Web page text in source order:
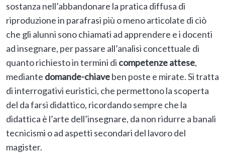
sostanza nell’abbandonare la pratica diffusa di
riproduzione in parafrasi più o meno articolate di ciò
che gli alunni sono chiamati ad apprendere e i docenti
ad insegnare, per passare all’analisi concettuale di
quanto richiesto in termini di competenze attese,
mediante domande-chiaveben poste e mirate. Si tratta
di interrogativi euristici, che permettono la scoperta
del da farsi didattico, ricordando sempre che la
didattica è l’arte dell’insegnare, da non ridurre a banali
tecnicismi o ad aspetti secondari del lavoro del
magister.